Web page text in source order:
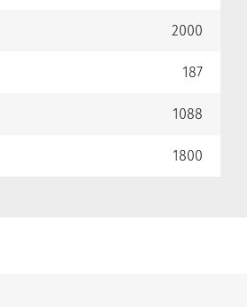
2000
187
1088
1800